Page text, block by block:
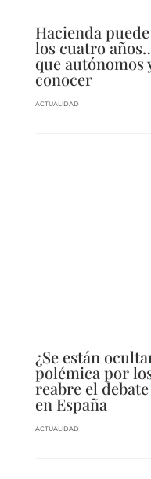
Hacienda
los cuatro
que autónomos
conocer
ACTUALIDAD
¿Se están
polémica por
reabre el
en España
ACTUALIDAD